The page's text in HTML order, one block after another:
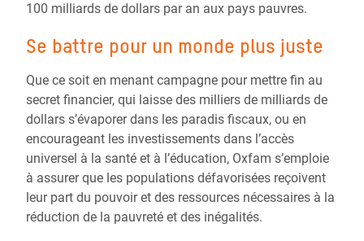
100 milliards de dollars par an aux pays pauvres.
Se battre pour un monde plus juste
Que ce soit en menant campagne pour mettre fin au
secret financier, qui laisse des milliers de milliards de
dollars s’évaporer dans les paradis fiscaux, ou en
encourageant les investissements dans l’accès
universel à la santé et à l’éducation, Oxfam s’emploie
à assurer que les populations défavorisées reçoivent
leur part du pouvoir et des ressources nécessaires à la
réduction de la pauvreté et des inégalités.